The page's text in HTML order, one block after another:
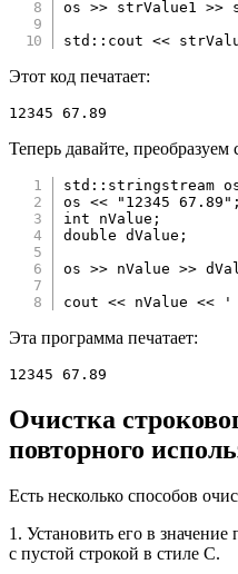
os >> strValue1 >>
std :: cout <<
Этот код печатает:
12345 67.89
Теперь давайте,
std :: stringstream
os << "12345 67.89" ;
int nValue ;
double dValue ;
os >> nValue >>
cout << nValue << '
Эта программа печатает:
12345 67.89
Очистка
повторного
Есть несколько способов
1. Установить его в
с пустой строкой в ​​стиле C.